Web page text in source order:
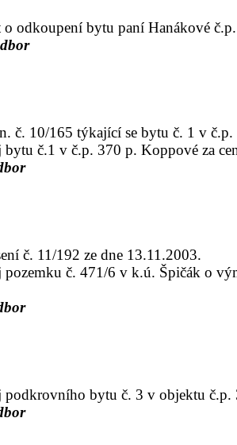
o odkoupení bytu paní Hanákové
č. 10/165 týkající se bytu č. 1 v č.p.
bytu č.1 v č.p. 370 p. Koppové za
č. 11/192 ze dne 13.11.2003.
č. 471/6 v k.ú. Špičák o
bytu č. 3 v objektu č.p.